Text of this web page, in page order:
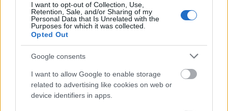
I want to opt-out of Collection, Use,
Retention, Sale, and/or Sharing of my
Personal Data that Is Unrelated with the
Purposes for which it was collected.
Opted Out
Google consents
I want to allow Google to enable storage
related to advertising like cookies on web or
device identifiers in apps.
továbbélését segíti.
A 999 éves Mátyás templom Szent Kereszt
kápolnájában 999 hagyományos technikával megírt
hímes tojása hirdeti az élet körforgását, Jézus
feltámadását.
Beszélgetésem Mosonyi Évanépi iparművész
tojásíróval itt olvasható: